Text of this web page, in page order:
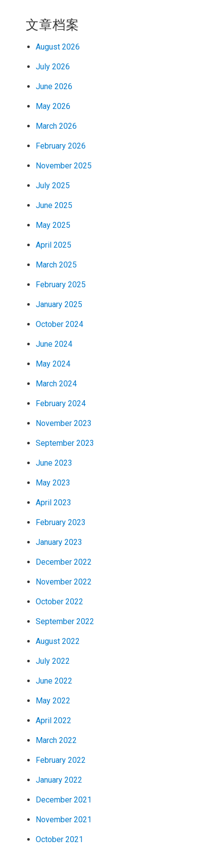
文章档案
August 2026
July 2026
June 2026
May 2026
March 2026
February 2026
November 2025
July 2025
June 2025
May 2025
April 2025
March 2025
February 2025
January 2025
October 2024
June 2024
May 2024
March 2024
February 2024
November 2023
September 2023
June 2023
May 2023
April 2023
February 2023
January 2023
December 2022
November 2022
October 2022
September 2022
August 2022
July 2022
June 2022
May 2022
April 2022
March 2022
February 2022
January 2022
December 2021
November 2021
October 2021